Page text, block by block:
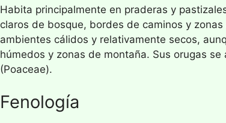
Habita principalmente en praderas y
claros de bosque, bordes de caminos y
ambientes cálidos y relativamente secos,
húmedos y zonas de montaña. Sus orugas
(Poaceae).
Fenología